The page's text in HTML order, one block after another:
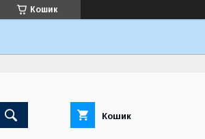
Кошик
Кошик